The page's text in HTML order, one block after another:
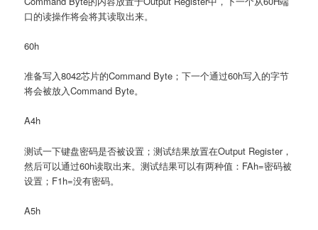
口的读操作将会将其读取出来。
60h
准备写入8042芯片的Command Byte；下一个通过60h写入的字节
将会被放入Command Byte。
A4h
测试一下键盘密码是否被设置；测试结果放置在Output Register，
然后可以通过60h读取出来。测试结果可以有两种值：FAh=密码被
设置；F1h=没有密码。
A5h